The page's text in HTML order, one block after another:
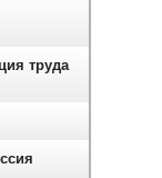
труда